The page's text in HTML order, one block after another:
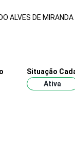
ALVES DE MIRANDA
Situação
Ativa